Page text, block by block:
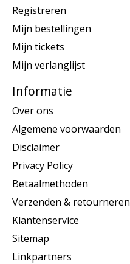
Registreren
Mijn bestellingen
Mijn tickets
Mijn verlanglijst
Informatie
Over ons
Algemene voorwaarden
Disclaimer
Privacy Policy
Betaalmethoden
Verzenden & retourneren
Klantenservice
Sitemap
Linkpartners